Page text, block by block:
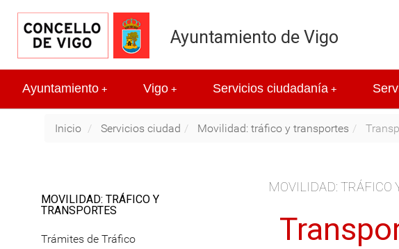
Ayuntamiento de Vigo
+
Ayuntamiento +
Vigo +
Servicios ciudadanía
Inicio Servicios ciudad Movilidad: tráfico y transportes
MOVILIDAD: TRÁFICO
MOVILIDAD: TRÁFICO Y
TRANSPORTES
Trámites de Tráfico